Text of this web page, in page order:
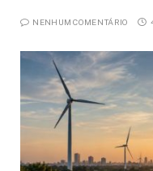
NENHUM COMENTÁRIO